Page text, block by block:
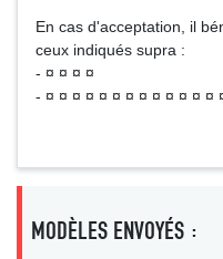
En cas d'acceptation, il
ceux indiqués supra :
- ¤ ¤ ¤ ¤
- ¤ ¤ ¤ ¤ ¤ ¤ ¤ ¤ ¤ ¤ ¤ ¤ ¤
MODÈLES ENVOYÉS :